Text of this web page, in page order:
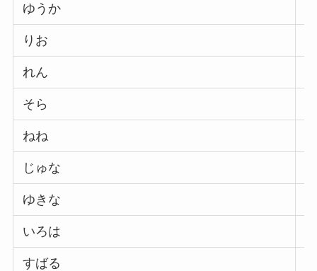
ゆうか
りお
れん
そら
ねね
じゅな
ゆきな
いろは
すばる